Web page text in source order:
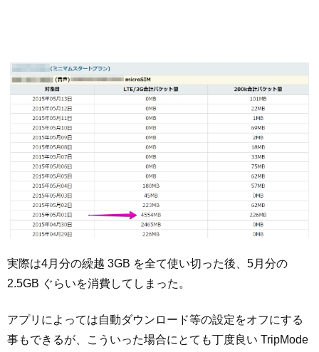
実際は4月分の繰越 3GB を全て使い切った後、5月分の
2.5GB ぐらいを消費してしまった。
アプリによっては自動ダウンロード等の設定をオフにする
事もできるが、こういった場合にとても丁度良い TripMode